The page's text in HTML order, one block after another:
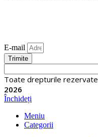
E-mail
Trimite
Toate drepturile rezervate
2026
Închideți
Meniu
Categorii